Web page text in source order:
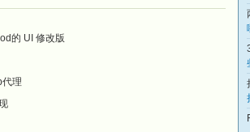
的 UI 修改版
理